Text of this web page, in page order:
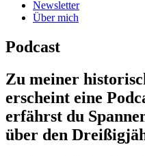
Newsletter
Über mich
Podcast
Zu meiner
erscheint eine
erfährst du
über den